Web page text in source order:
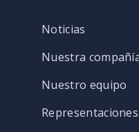
Noticias
Nuestra
Nuestro equipo
Representaciones